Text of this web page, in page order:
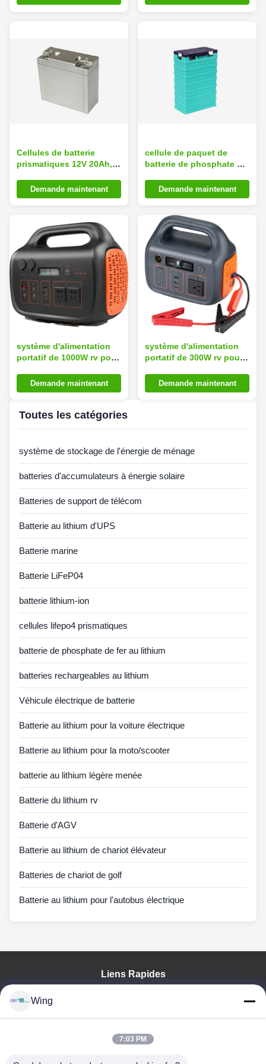
ménage
Cellules de batterie
prismatiques 12V 20Ah,
de bateau d'ion de
lithium
Demande maintenant
cellule de paquet de
batterie de phosphate de
60Ah pour la
moto/marine/rv
Demande maintenant
système d'alimentation
portatif de 1000W rv pour
de ménage
Demande maintenant
système d'alimentation
portatif de 300W rv pour
de ménage
Demande maintenant
Toutes les catégories
système de stockage de l'énergie de ménage
batteries d'accumulateurs à énergie solaire
Batteries de support de télécom
Batterie au lithium d'UPS
Batterie marine
Batterie LiFeP04
batterie lithium-ion
cellules lifepo4 prismatiques
batterie de phosphate de fer au lithium
batteries rechargeables au lithium
Véhicule électrique de batterie
Batterie au lithium pour la voiture électrique
Batterie au lithium pour la moto/scooter
batterie au lithium légère menée
Batterie du lithium rv
Batterie d'AGV
Batterie au lithium de chariot élévateur
Batteries de chariot de golf
Batterie au lithium pour l'autobus électrique
Liens Rapides
Le Spectacle VR
Wing
7:03 PM